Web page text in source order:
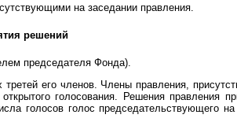
на заседании правления.
решений
председателя Фонда).
его членов. Члены правления,
голосования. Решения правления
голосов голос председательствующего на